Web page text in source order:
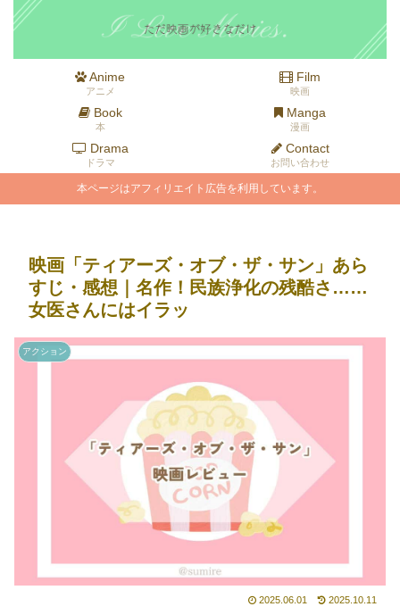
Anime
アニメ
Film
映画
Book
本
Manga
漫画
Drama
ドラマ
Contact
お問い合わせ
本ページはアフィリエイト広告を利用しています。
映画「ティアーズ・オブ・ザ・サン」あら
すじ・感想｜名作！民族浄化の残酷さ……
女医さんにはイラッ
アクション
2025.06.01 2025.10.11